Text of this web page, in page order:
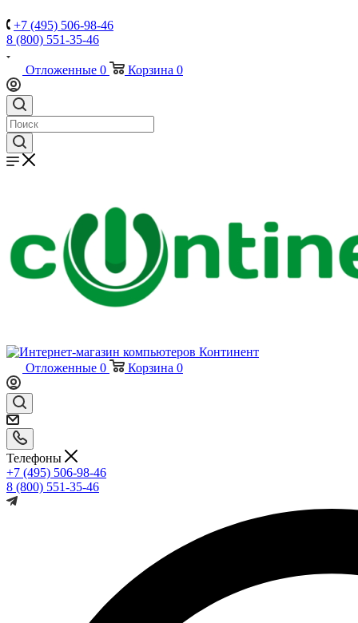
+7 (495) 506-98-46
8 (800) 551-35-46
Отложенные 0 Корзина 0
Отложенные 0 Корзина 0
Телефоны
+7 (495) 506-98-46
8 (800) 551-35-46